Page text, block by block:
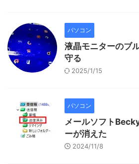
パソコン
液晶モニターのブ
守る
2025/1/15
パソコン
メールソフト
ーが消えた
2024/11/8